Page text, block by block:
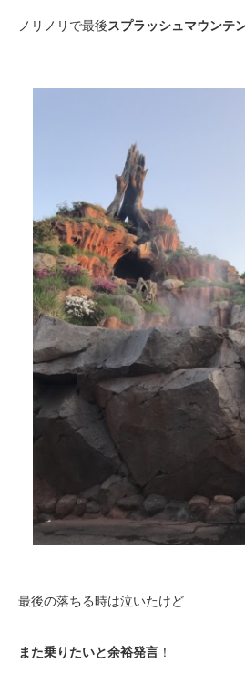
ノリノリで最後スプラッシュマウンテ
最後の落ちる時は泣いたけど
また乗りたいと余裕発言 ！